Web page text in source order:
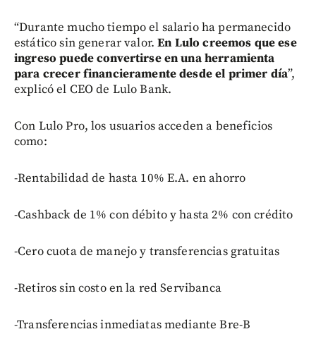
“Durante mucho tiempo el salario ha permanecido
estático sin generar valor.En Lulo creemos que ese
ingreso puede convertirse en una herramienta
para crecer financieramente desde el primer día”,
explicó el CEO de Lulo Bank.
Con Lulo Pro, los usuarios acceden a beneficios
como:
-Rentabilidad de hasta 10% E.A. en ahorro
-Cashback de 1% con débito y hasta 2% con crédito
-Cero cuota de manejo y transferencias gratuitas
-Retiros sin costo en la red Servibanca
-Transferencias inmediatas mediante Bre-B